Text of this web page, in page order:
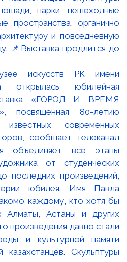
искусств РК имени
открылась юбилейная
«ГОРОД И ВРЕМЯ
80-летию
современных
сообщает телеканал
объединяет все этапы
от студенческих
последних произведений,
юбилея. Имя Павла
каждому, кто хотя бы
Алматы, Астаны и других
произведения давно стали
и культурной памяти
казахстанцев. Скульптуры